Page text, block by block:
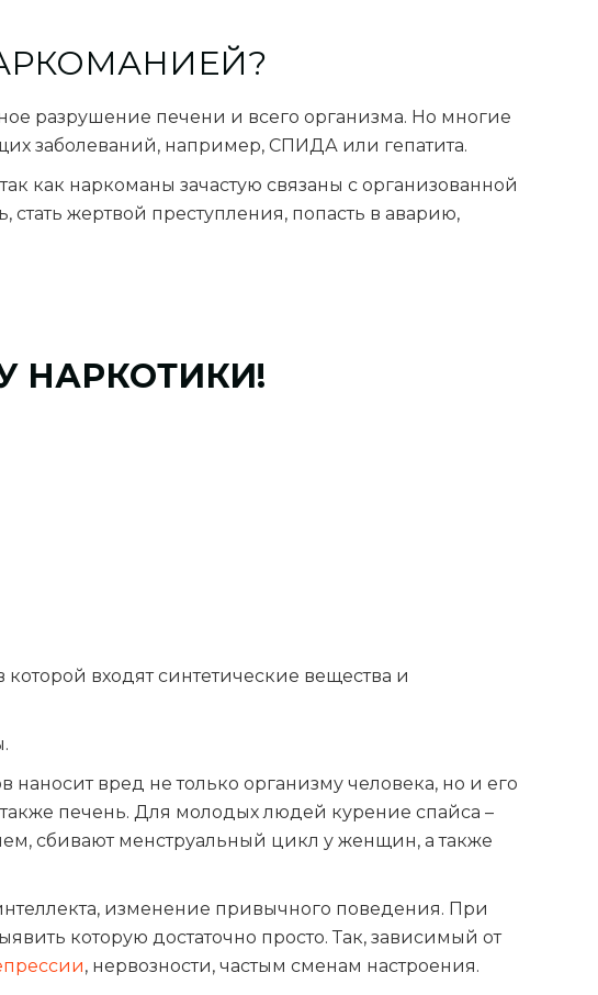
разрушение печени и всего организма. Но многие
заболеваний, например, СПИДА или гепатита.
как наркоманы зачастую связаны с организованной
жертвой преступления, попасть в аварию,
НАРКОТИКИ!
входят синтетические вещества и
вред не только организму человека, но и его
печень. Для молодых людей курение спайса –
сбивают менструальный цикл у женщин, а также
изменение привычного поведения. При
которую достаточно просто. Так, зависимый от
, нервозности, частым сменам настроения.